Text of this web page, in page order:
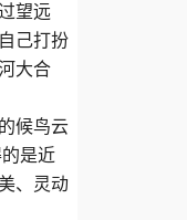
望远
己打扮
大合
候鸟云
是近
、灵动